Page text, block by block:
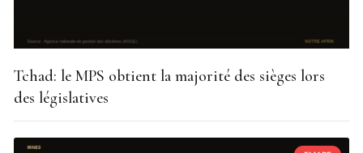
Tchad: le MPS obtient la majorité des sièges lors
des législatives